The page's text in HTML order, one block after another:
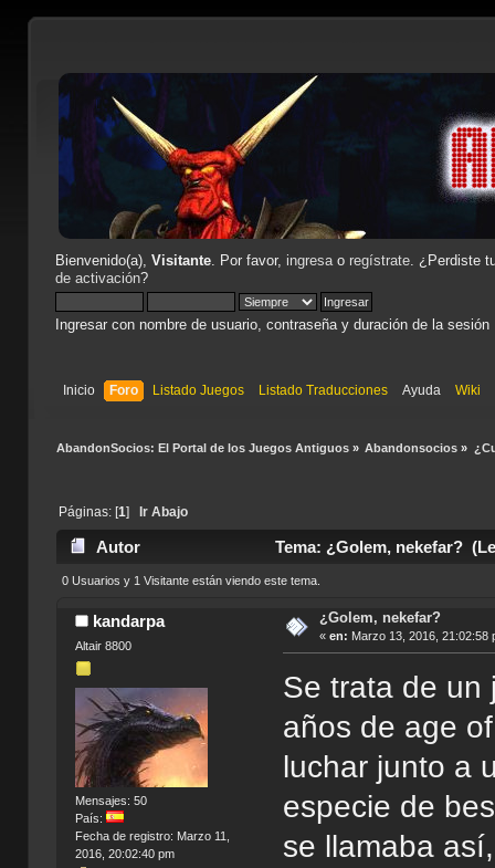
Bienvenido(a), Visitante. Por favor, ingresao regístrate. ¿Perdiste
de activación?
Ingresar con nombre de usuario, contraseña y duración de la sesión
Inicio Foro Listado Juegos Listado Traducciones Ayuda Wiki
AbandonSocios: El Portal de los Juegos Antiguos» Abandonsocios »
Páginas: [1] Ir Abajo
Autor Tema: ¿Golem, nekefar?
0 Usuarios y 1 Visitante están viendo este tema.
kandarpa
Altair 8800
Mensajes: 50
País:
Fecha de registro: Marzo 11,
2016, 20:02:40 pm
¿Golem, nekefar?
« en: Marzo 13, 2016, 21:02:58
Se trata de un
años de age
luchar junto a
especie de
se llamaba